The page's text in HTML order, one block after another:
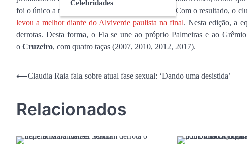
Celebridades
foi o único a não converter para os flamenguistas. Com o resultado, o
levou a melhor diante do Alviverde paulista na final. Nesta edição, a
derrotas. Desta forma, o Fla se une ao próprio Palmeiras e ao
o Cruzeiro, com quatro taças (2007, 2010, 2012, 2017).
Navegação
Post
⟵Claudia Raia fala sobre atual fase sexual: ‘Dando uma desistida’
Relacionados